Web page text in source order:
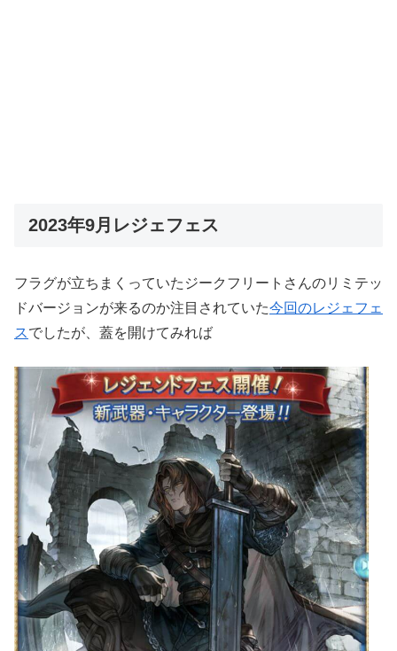
2023年9月レジェフェス
フラグが立ちまくっていたジークフリートさんのリミテッ
ドバージョンが来るのか注目されていた今回のレジェフェ
スでしたが、蓋を開けてみれば